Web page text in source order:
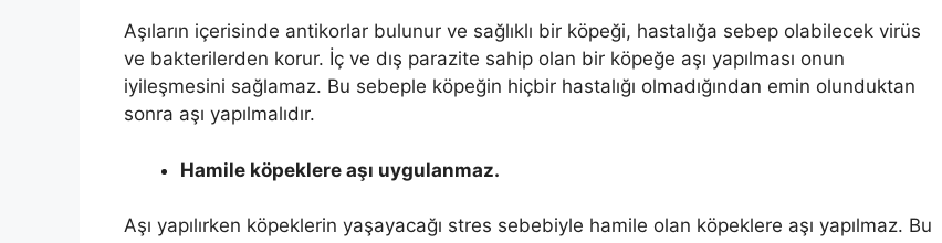
Aşıların içerisinde antikorlar bulunur ve sağlıklı bir köpeği, hastalığa sebep olabilecek virüs
ve bakterilerden korur. İç ve dış parazite sahip olan bir köpeğe aşı yapılması onun
iyileşmesini sağlamaz. Bu sebeple köpeğin hiçbir hastalığı olmadığından emin olunduktan
sonra aşı yapılmalıdır.
Hamile köpeklere aşı uygulanmaz.
Aşı yapılırken köpeklerin yaşayacağı stres sebebiyle hamile olan köpeklere aşı yapılmaz. Bu